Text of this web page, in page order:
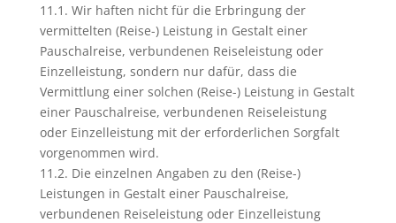
11.1. Wir haften nicht für die Erbringung der
vermittelten (Reise-) Leistung in Gestalt einer
Pauschalreise, verbundenen Reiseleistung oder
Einzelleistung, sondern nur dafür, dass die
Vermittlung einer solchen (Reise-) Leistung in Gestalt
einer Pauschalreise, verbundenen Reiseleistung
oder Einzelleistung mit der erforderlichen Sorgfalt
vorgenommen wird.
11.2. Die einzelnen Angaben zu den (Reise-)
Leistungen in Gestalt einer Pauschalreise,
verbundenen Reiseleistung oder Einzelleistung